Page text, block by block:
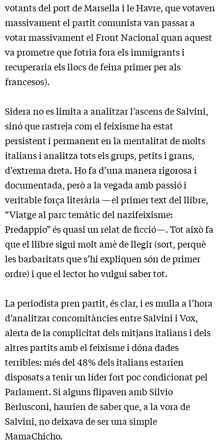
votants del port de Marsella i le Havre, que votaven
massivament el partit comunista van passar a
votar massivament el Front Nacional quan aquest
va prometre que fotria fora els immigrants i
recuperaria els llocs de feina primer per als
francesos).
Sidera no es limita a analitzar l’ascens de Salvini,
sinó que rastreja com el feixisme ha estat
persistent i permanent en la mentalitat de molts
italians i analitza tots els grups, petits i grans,
d’extrema dreta. Ho fa d’una manera rigorosa i
documentada, però a la vegada amb passió i
veritable força literària —el primer text del llibre,
“Viatge al parc temàtic del nazifeixisme:
Predappio” és quasi un relat de ficció—. Tot això fa
que el llibre sigui molt amè de llegir (sort, perquè
les barbaritats que s’hi expliquen són de primer
ordre) i que el lector ho vulgui saber tot.
La periodista pren partit, és clar, i es mulla a l’hora
d’analitzar concomitàncies entre Salvini i Vox,
alerta de la complicitat dels mitjans italians i dels
altres partits amb el feixisme i dóna dades
terribles: més del 48% dels italians estarien
disposats a tenir un líder fort poc condicionat pel
Parlament. Si alguns flipaven amb Silvio
Berlusconi, haurien de saber que, a la vora de
Salvini, no deixava de ser una simple
MamaChicho.